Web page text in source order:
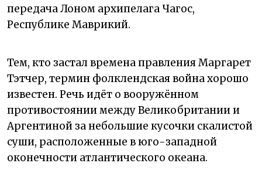
передача Лоном архипелага Чагос,
Республике Маврикий.
Тем, кто застал времена правления Маргарет
Тэтчер, термин фолклендская война хорошо
известен. Речь идёт о вооружённом
противостоянии между Великобритании и
Аргентиной за небольшие кусочки скалистой
суши, расположенные в юго-западной
оконечности атлантического океана.